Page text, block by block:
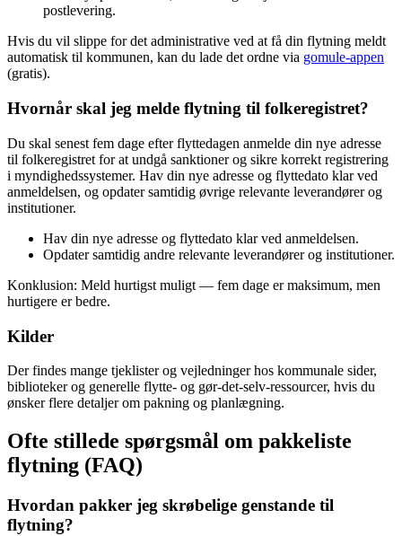
postlevering.
Hvis du vil slippe for det administrative ved at få din flytning meldt
automatisk til kommunen, kan du lade det ordne via gomule-appen
(gratis).
Hvornår skal jeg melde flytning til folkeregistret?
Du skal senest fem dage efter flyttedagen anmelde din nye adresse
til folkeregistret for at undgå sanktioner og sikre korrekt registrering
i myndighedssystemer. Hav din nye adresse og flyttedato klar ved
anmeldelsen, og opdater samtidig øvrige relevante leverandører og
institutioner.
Hav din nye adresse og flyttedato klar ved anmeldelsen.
Opdater samtidig andre relevante leverandører og institutioner.
Konklusion: Meld hurtigst muligt — fem dage er maksimum, men
hurtigere er bedre.
Kilder
Der findes mange tjeklister og vejledninger hos kommunale sider,
biblioteker og generelle flytte- og gør-det-selv-ressourcer, hvis du
ønsker flere detaljer om pakning og planlægning.
Ofte stillede spørgsmål om pakkeliste
flytning (FAQ)
Hvordan pakker jeg skrøbelige genstande til
flytning?